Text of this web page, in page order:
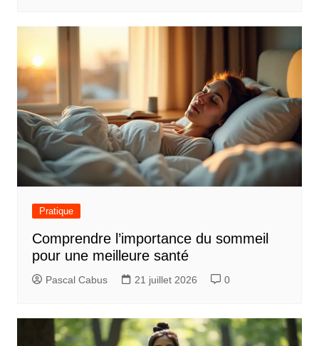
Pratique
Comprendre l’importance du sommeil
pour une meilleure santé
Pascal Cabus 21 juillet 2026 0